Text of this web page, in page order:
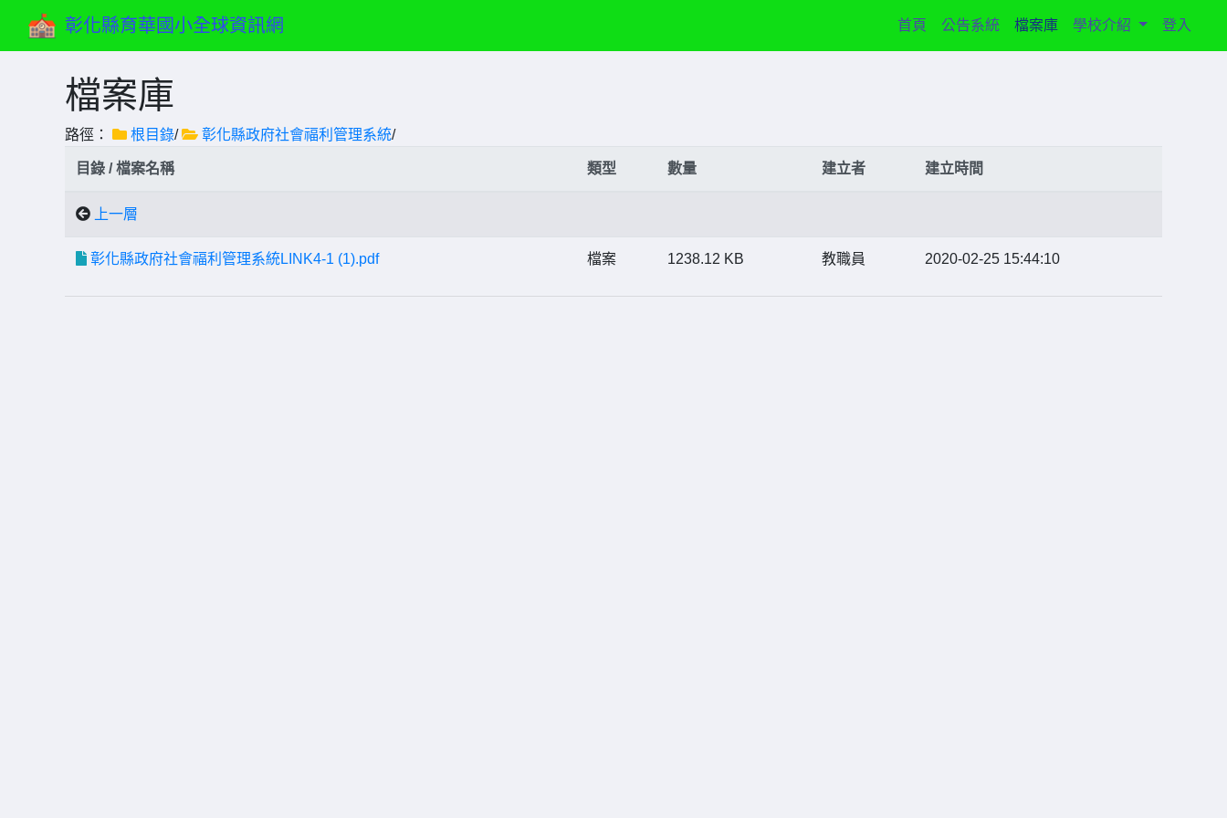
彰化縣育華國小全球資訊網 首頁 (current)
公告系統 檔案庫 學校介紹 登入
檔案庫
路徑： 根目錄/ 彰化縣政府社會福利管理系統/
目錄 / 檔案名稱 類型 數量 建立者 建立時間
上一層
彰化縣政府社會福利管理系統LINK4-1 (1).pdf 檔案 1238.12 KB 教職員 2020-02-25 15:44:10